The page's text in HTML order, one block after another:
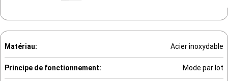
Matériau: Acier inoxydable
Principe de fonctionnement: Mode par lot